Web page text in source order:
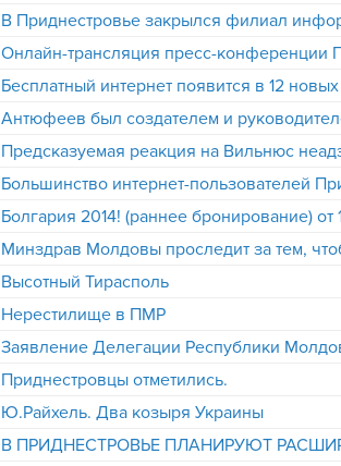
Антюфеев был создателем и
Предсказуемая реакция на Вильнюс
Высотный Тирасполь
Нерестилище в ПМР
Заявление Делегации Республики
Приднестровцы отметились.
Ю.Райхель. Два козыря Украины